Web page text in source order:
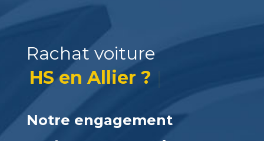
Rachat voiture
Notre engagement
Racheter votre voiture
même HS (hors service) ?
Rachat-auto-cash.fr est la solution pour ce type de